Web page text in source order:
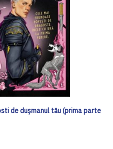
de dușmanul tău (prima parte